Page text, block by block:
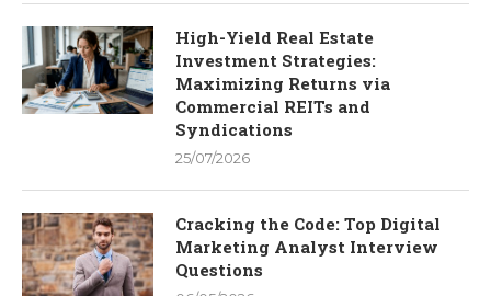
High-Yield Real Estate
Investment Strategies:
Maximizing Returns via
Commercial REITs and
Syndications
25/07/2026
Cracking the Code: Top Digital
Marketing Analyst Interview
Questions